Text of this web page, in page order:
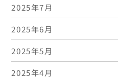
2025年7月
2025年6月
2025年5月
2025年4月